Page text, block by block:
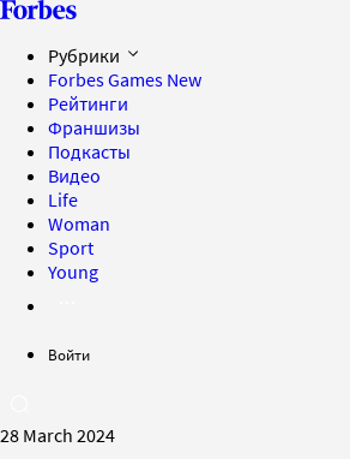
Рубрики
Forbes Games New
Рейтинги
Франшизы
Подкасты
Видео
Life
Woman
Sport
Young
Войти
28 March 2024